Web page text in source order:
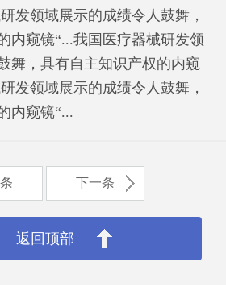
发领域展示的成绩令人鼓舞，
内窥镜“...我国医疗器械研发领
舞，具有自主知识产权的内窥
发领域展示的成绩令人鼓舞，
内窥镜“...
下一条
返回顶部